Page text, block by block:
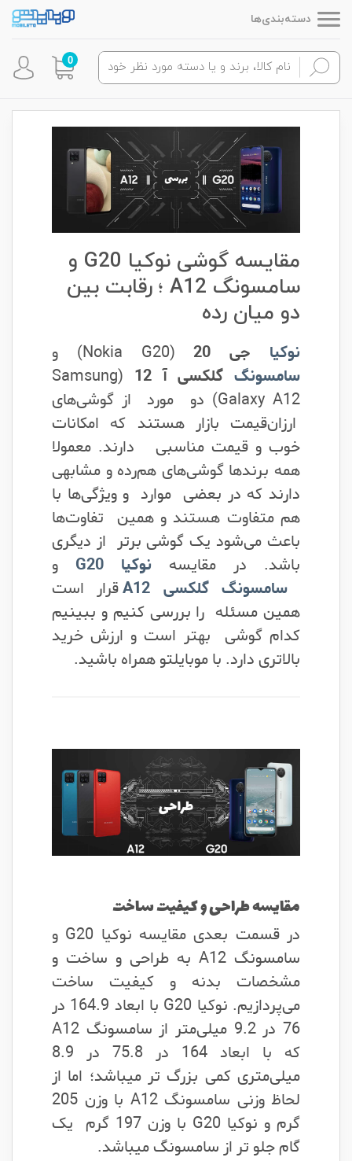
دسته‌بندی‌ها
0
مقایسه گوشی نوکیا G20 و
سامسونگ A12 ؛ رقابت بین
دو میان رده
نوکیا جی 20
(Nokia G20) و
سامسونگ گلکسی آ 12
(Samsung
Galaxy A12) دو مورد از گوشی‌های
ارزان‌قیمت بازار هستند که امکانات
خوب و قیمت مناسبی دارند. معمولا
همه برندها گوشی‌های هم‌رده و مشابهی
دارند که در بعضی موارد و ویژگی‌ها با
هم متفاوت هستند و همین تفاوت‌ها
باعث می‌شود یک گوشی برتر از دیگری
باشد. در مقایسه نوکیا G20
و
سامسونگ گلکسی A12
قرار است
همین مسئله را بررسی کنیم و ببینیم
کدام گوشی بهتر است و ارزش خرید
بالاتری دارد. با موبایلتو همراه باشید.
مقایسه طراحی و کیفیت ساخت
در قسمت بعدی مقایسه نوکیا G20 و
سامسونگ A12 به طراحی و ساخت و
مشخصات بدنه و کیفیت ساخت
می‌پردازیم. نوکیا G20 با ابعاد 164.9 در
76 در 9.2 میلی‌متر از سامسونگ A12
که با ابعاد 164 در 75.8 در 8.9
میلی‌متری کمی بزرگ تر میباشد؛ اما از
لحاظ وزنی سامسونگ A12 با وزن 205
گرم و نوکیا G20 با وزن 197 گرم یک
گام جلو تر از سامسونگ میباشد.